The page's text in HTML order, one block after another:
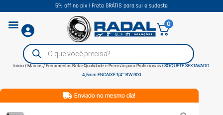
5% off no pix | Frete GRÁTIS para sul e sudeste
0
Início/Marcas/Ferramentas Beta: Qualidade e Precisão para Profissionais/ SOQUETE SEXTAVADO
4,5mm ENCAIXE 1/4″ BW 900
Enviado no mesmo dia!